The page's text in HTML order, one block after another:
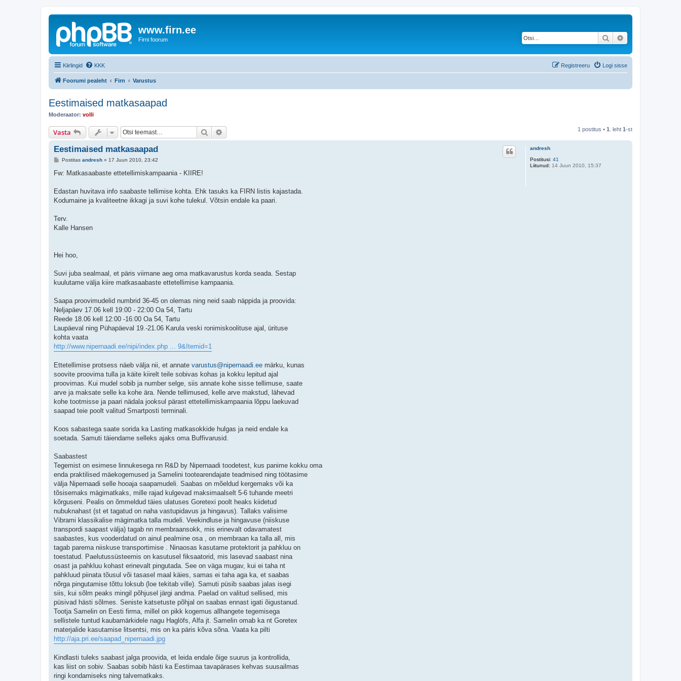
www.firn.ee
Firni foorum Otsi
Kiirlingid KKK Logi sisse
Registreeru
Foorumi pealeht Firn Varustus
Eestimaised matkasaapad
Moderaator: volli
Vasta Otsi 1 postitus • 1 . leht 1-st
andresh
Postitusi: 41
Liitunud: 14 Juun 2010, 15:37
Eestimaised matkasaapad
P
s
t
s
Postitas andresh» 17 Juun 2010, 23:42
Fw: Matkasaabaste ettetellimiskampaania - KIIRE!
Edastan huvitava info saabaste tellimise kohta. Ehk tasuks ka FIRN listis kajastada.
Kodumaine ja kvaliteetne ikkagi ja suvi kohe tulekul. Võtsin endale ka paari.
Terv.
Kalle Hansen
Hei hoo,
Suvi juba sealmaal, et päris viimane aeg oma matkavarustus korda seada. Sestap
kuulutame välja kiire matkasaabaste ettetellimise kampaania.
Saapa proovimudelid numbrid 36-45 on olemas ning neid saab näppida ja proovida:
Neljapäev 17.06 kell 19:00 - 22:00 Oa 54, Tartu
Reede 18.06 kell 12:00 -16:00 Oa 54, Tartu
Laupäeval ning Pühapäeval 19.-21.06 Karula veski ronimiskoolituse ajal, ürituse
kohta vaata
http://www.nipernaadi.ee/nipi/index.php ... 9&Itemid=1
Ettetellimise protsess näeb välja nii, et annate varustus@nipernaadi.ee märku, kunas
soovite proovima tulla ja käite kiirelt teile sobivas kohas ja kokku lepitud ajal
proovimas. Kui mudel sobib ja number selge, siis annate kohe sisse tellimuse, saate
arve ja maksate selle ka kohe ära. Nende tellimused, kelle arve makstud, lähevad
kohe tootmisse ja paari nädala jooksul pärast ettetellimiskampaania lõppu laekuvad
saapad teie poolt valitud Smartposti terminali.
Koos sabastega saate sorida ka Lasting matkasokkide hulgas ja neid endale ka
soetada. Samuti täiendame selleks ajaks oma Buffivarusid.
Saabastest
Tegemist on esimese linnukesega nn R&D by Nipernaadi toodetest, kus panime kokku oma
enda praktilised mäekogemused ja Samelini tootearendajate teadmised ning töötasime
välja Nipernaadi selle hooaja saapamudeli. Saabas on mõeldud kergemaks või ka
tõsisemaks mägimatkaks, mille rajad kulgevad maksimaalselt 5-6 tuhande meetri
kõrguseni. Pealis on õmmeldud täies ulatuses Goretexi poolt heaks kiidetud
nubuknahast (st et tagatud on naha vastupidavus ja hingavus). Tallaks valisime
Vibrami klassikalise mägimatka talla mudeli. Veekindluse ja hingavuse (niiskuse
transpordi saapast välja) tagab nn membraansokk, mis erinevalt odavamatest
saabastes, kus vooderdatud on ainul pealmine osa , on membraan ka talla all, mis
tagab parema niiskuse transportimise . Ninaosas kasutame protektorit ja pahkluu on
toestatud. Paelutussüsteemis on kasutusel fiksaatorid, mis lasevad saabast nina
osast ja pahkluu kohast erinevalt pingutada. See on väga mugav, kui ei taha nt
pahkluud piinata tõusul või tasasel maal käies, samas ei taha aga ka, et saabas
nõrga pingutamise tõttu loksub (loe tekitab ville). Samuti püsib saabas jalas isegi
siis, kui sõlm peaks mingil põhjusel järgi andma. Paelad on valitud sellised, mis
püsivad hästi sõlmes. Seniste katsetuste põhjal on saabas ennast igati õigustanud.
Tootja Samelin on Eesti firma, millel on pikk kogemus allhangete tegemisega
sellistele tuntud kaubamärkidele nagu Haglöfs, Alfa jt. Samelin omab ka nt Goretex
materjalide kasutamise litsentsi, mis on ka päris kõva sõna. Vaata ka pilti
http://aja.pri.ee/saapad_nipernaadi.jpg
Kindlasti tuleks saabast jalga proovida, et leida endale õige suurus ja kontrollida,
kas liist on sobiv. Saabas sobib hästi ka Eestimaa tavapärases kehvas suusailmas
ringi kondamiseks ning talvematkaks.